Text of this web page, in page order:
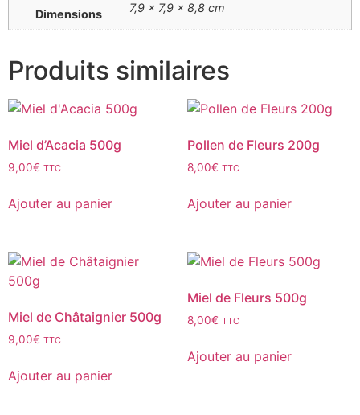
Dimensions 7,9 × 7,9 × 8,8 cm
Produits similaires
Miel d’Acacia 500g
9,00€ TTC
Ajouter au panier
Pollen de Fleurs 200g
8,00€ TTC
Ajouter au panier
Miel de Châtaignier 500g
9,00€ TTC
Ajouter au panier
Miel de Fleurs 500g
8,00€ TTC
Ajouter au panier